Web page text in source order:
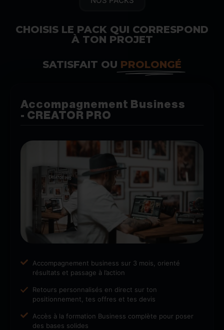
CHOISIS LE PACK QUI CORRESPOND
À TON PROJET
SATISFAIT OU PROLONGÉ
Accompagnement Business
- CREATOR PRO
Accompagnement business sur 3 mois, orienté
résultats et passage à l’action
Retours personnalisés en direct sur ton
positionnement, tes offres et tes devis
Accès à la formation Business complète pour poser
des bases solides